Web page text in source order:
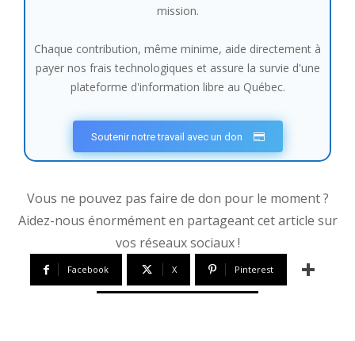
mission.
Chaque contribution, même minime, aide directement à
payer nos frais technologiques et assure la survie d'une
plateforme d'information libre au Québec.
Soutenir notre travail avec un don
Vous ne pouvez pas faire de don pour le moment ?
Aidez-nous énormément en partageant cet article sur
vos réseaux sociaux !
Facebook X Pinterest